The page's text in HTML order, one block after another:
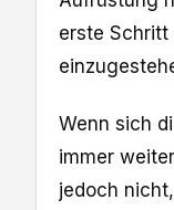
erste Schritt
Wenn sich
immer
jedoch